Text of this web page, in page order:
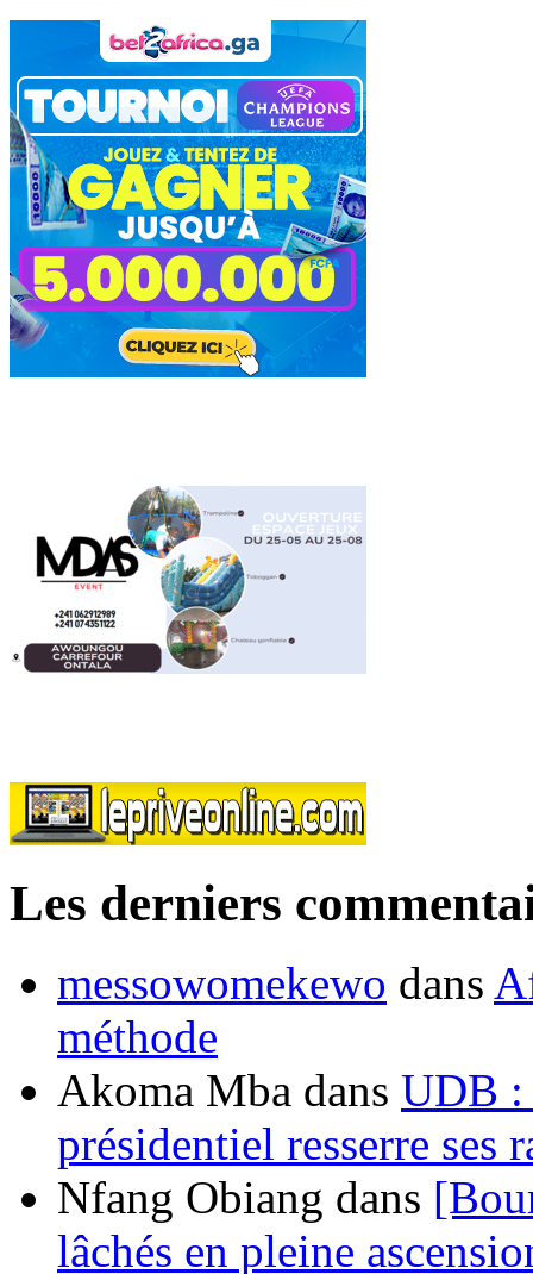
Les derniers
messowomekewo dans
méthode
Akoma Mba dans UDB :
présidentiel resserre ses
Nfang Obiang dans
lâchés en pleine